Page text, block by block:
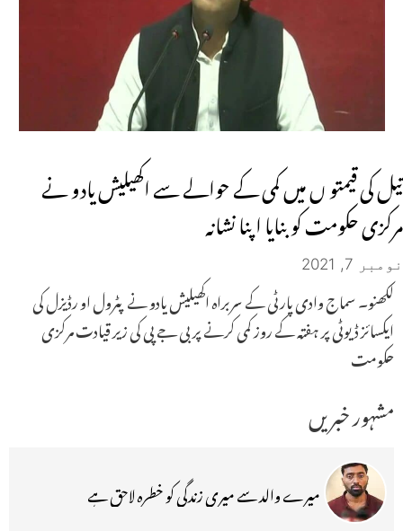
تیل کی قیمتو ں میں کمی کے حوالے سے اکھیلیش یادو نے
مرکزی حکومت کو بنایا اپنا نشانہ
نومبر 7, 2021
لکھنو۔ سماج وادی پارٹی کے سربراہ اکھیلیش یادو نے پٹرول او رڈیزل کی
ایکسائز ڈیوٹی پر ہفتہ کے روز کمی کرنے پر بی جے پی کی زیر قیادت مرکزی
حکومت
مشہور خبریں
میرے والد سے میری زندگی کو خطرہ لاحق ہے